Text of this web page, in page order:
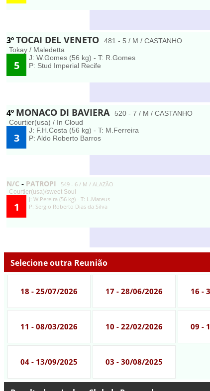
3ºTOCAI DEL VENETO
481 - 5 / M / CASTANHO
Tokay / Maledetta
5
J: W.Gomes (56 kg) - T: R.Gomes
P: Stud Imperial Recife
4º MONACO DI BAVIERA
520 - 7 / M / CASTANHO
Courtier(usa) / In Cloud
3
J: F.H.Costa (56 kg) - T: M.Ferreira
P: Aldo Roberto Barros
N/C - PATROPI 549 - 6 / M / ALAZÃO
Courtier(usa)/sweet Soul
1
J: W.Pereira (56 kg) - T: L.Mateus
P: Sergio Roberto Dias da Silva
Selecione outra Reunião
18 - 25/07/2026 17 - 28/06/2026 16 -
11 - 08/03/2026 10 - 22/02/2026 09 -
04 - 13/09/2025 03 - 30/08/2025